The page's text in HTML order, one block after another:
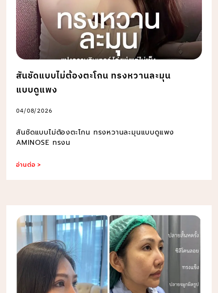
สันชัดแบบไม่ต้องตะโกน ทรงหวานละมุน
แบบดูแพง
04/08/2026
สันชัดแบบไม่ต้องตะโกน ทรงหวานละมุนแบบดูแพง
AMINOSE ทรงน
อ่านต่อ >